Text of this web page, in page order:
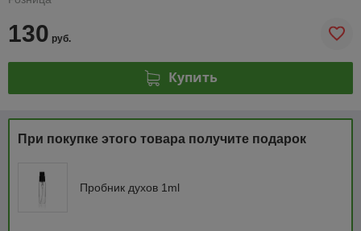
130 руб.
Купить
При покупке этого товара получите подарок
Пробник духов 1ml